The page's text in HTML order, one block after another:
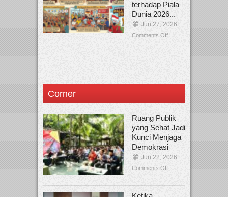
terhadap Piala
Dunia 2026...
Jun 27, 2026
Comments Off
Corner
Ruang Publik
yang Sehat Jadi
Kunci Menjaga
Demokrasi
Jun 22, 2026
Comments Off